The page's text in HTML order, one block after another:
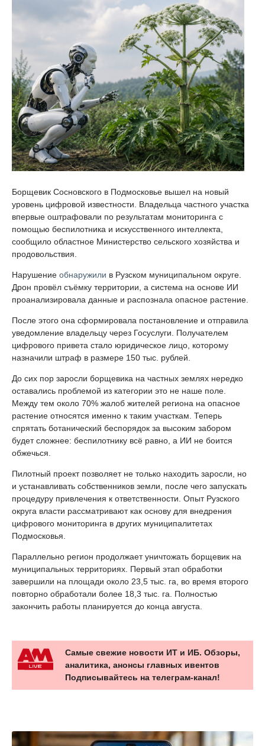
Борщевик Сосновского в Подмосковье вышел на новый
уровень цифровой известности. Владельца частного участка
впервые оштрафовали по результатам мониторинга с
помощью беспилотника и искусственного интеллекта,
сообщило областное Министерство сельского хозяйства и
продовольствия.
Нарушение обнаружили в Рузском муниципальном округе.
Дрон провёл съёмку территории, а система на основе ИИ
проанализировала данные и распознала опасное растение.
После этого она сформировала постановление и отправила
уведомление владельцу через Госуслуги. Получателем
цифрового привета стало юридическое лицо, которому
назначили штраф в размере 150 тыс. рублей.
До сих пор заросли борщевика на частных землях нередко
оставались проблемой из категории это не наше поле.
Между тем около 70% жалоб жителей региона на опасное
растение относятся именно к таким участкам. Теперь
спрятать ботанический беспорядок за высоким забором
будет сложнее: беспилотнику всё равно, а ИИ не боится
обжечься.
Пилотный проект позволяет не только находить заросли, но
и устанавливать собственников земли, после чего запускать
процедуру привлечения к ответственности. Опыт Рузского
округа власти рассматривают как основу для внедрения
цифрового мониторинга в других муниципалитетах
Подмосковья.
Параллельно регион продолжает уничтожать борщевик на
муниципальных территориях. Первый этап обработки
завершили на площади около 23,5 тыс. га, во время второго
повторно обработали более 18,3 тыс. га. Полностью
закончить работы планируется до конца августа.
Самые свежие новости ИТ и ИБ. Обзоры,
аналитика, анонсы главных ивентов
Подписывайтесь на телеграм-канал!